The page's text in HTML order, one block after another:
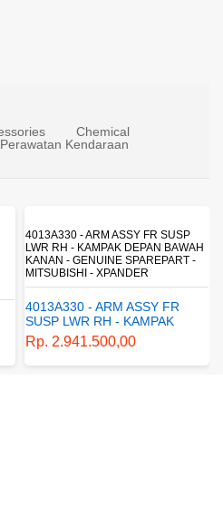
Chemical
Perawatan Kendaraan
4013A330 - ARM ASSY FR SUSP
LWR RH - KAMPAK DEPAN BAWAH
KANAN - GENUINE SPAREPART -
MITSUBISHI - XPANDER
4013A330 - ARM ASSY FR
SUSP LWR RH - KAMPAK
DEPAN BAWAH KANAN -
GENUINE SPAREPART -
MITSUBISHI - XPANDER
Rp. 2.941.500,00